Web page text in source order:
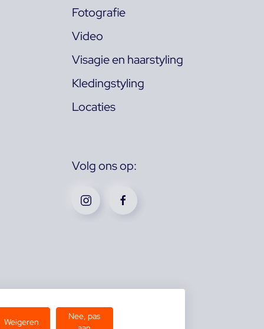
Fotografie
Video
Visagie en haarstyling
Kledingstyling
Locaties
Volg ons op:
Weigeren
Nee, pas